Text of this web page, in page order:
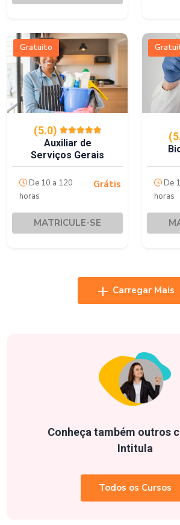
Gratuito
(5.0)
Auxiliar de
Serviços Gerais
De 10 a 120
horas
Grátis
MATRICULE-SE
De
horas
Carregar Mais
Conheça também outros
Intitula
Todos os Cursos